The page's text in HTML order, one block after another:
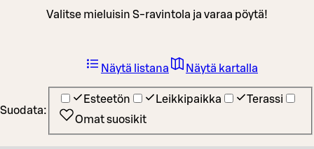
Valitse mieluisin S-ravintola ja varaa pöytä!
Suodata:
Esteetön Leikkipaikka
Terassi
Omat suosikit
Näytä listana Näytä kartalla